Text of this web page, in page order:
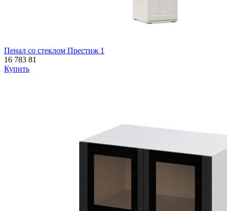
Пенал со стеклом Престиж 1
16 783 81
Купить